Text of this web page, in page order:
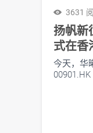
3631
扬帆新
式在香
今天，华
00901.HK